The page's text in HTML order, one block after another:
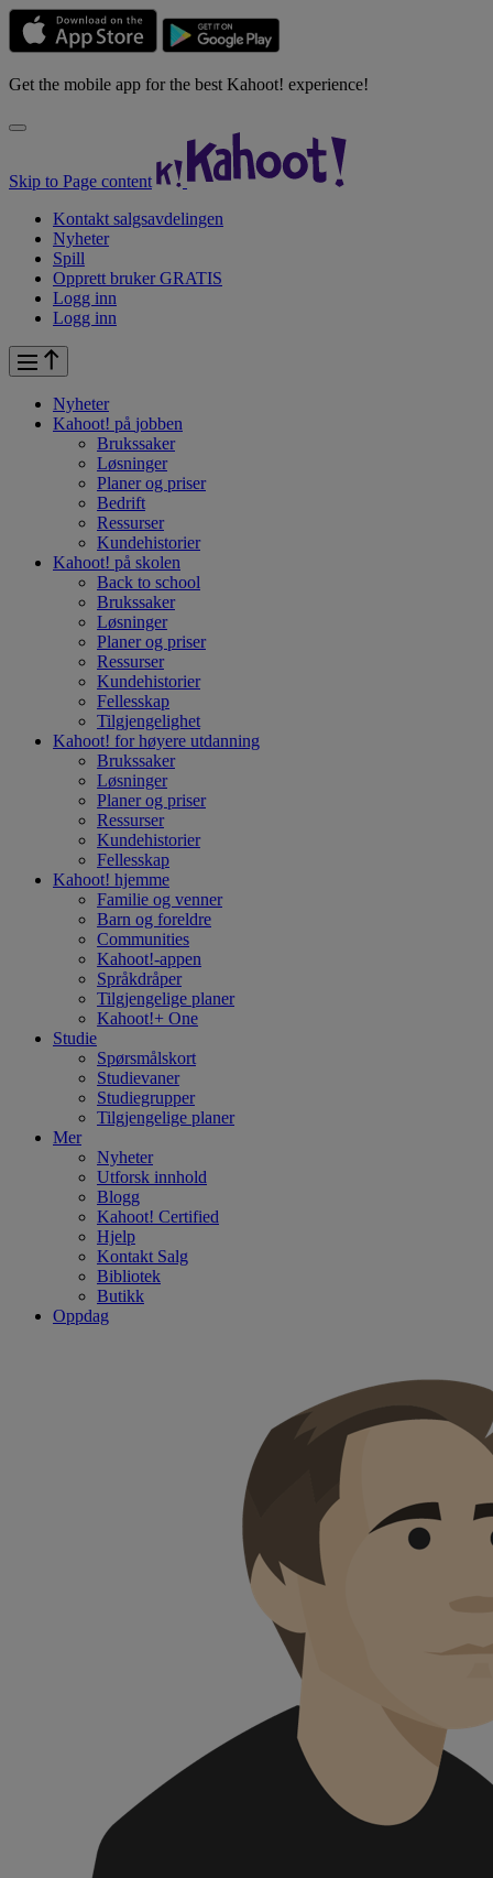
Get the mobile app for the best Kahoot! experience!
Skip to Page content
Kontakt salgsavdelingen
Nyheter
Spill
Opprett bruker GRATIS
Logg inn
Logg inn
Nyheter
Kahoot! på jobben
Brukssaker
Løsninger
Planer og priser
Bedrift
Ressurser
Kundehistorier
Kahoot! på skolen
Back to school
Brukssaker
Løsninger
Planer og priser
Ressurser
Kundehistorier
Fellesskap
Tilgjengelighet
Kahoot! forhøyere utdanning
Brukssaker
Løsninger
Planer og priser
Ressurser
Kundehistorier
Fellesskap
Kahoot! hjemme
Familie og venner
Barn og foreldre
Communities
Kahoot!-appen
Språkdråper
Tilgjengelige planer
Kahoot!+ One
Studie
Spørsmålskort
Studievaner
Studiegrupper
Tilgjengelige planer
Mer
Nyheter
Utforsk innhold
Blogg
Kahoot! Certified
Hjelp
Kontakt Salg
Bibliotek
Butikk
Oppdag